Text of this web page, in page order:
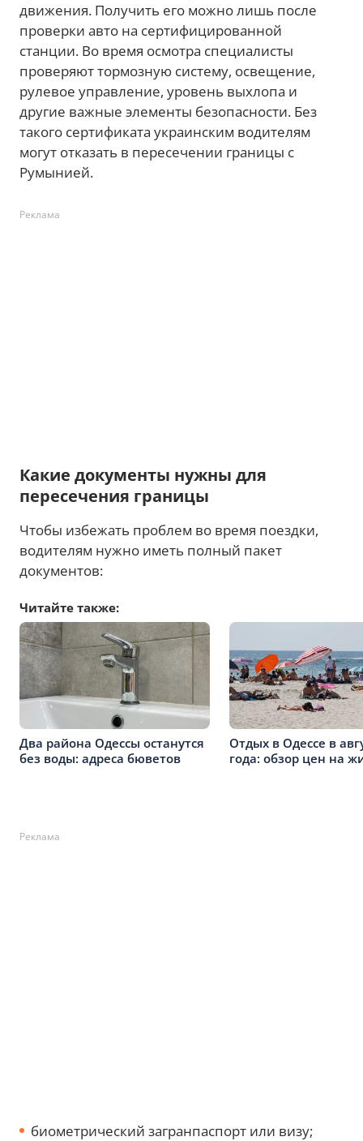
движения. Получить его можно лишь после
проверки авто на сертифицированной
станции. Во время осмотра специалисты
проверяют тормозную систему, освещение,
рулевое управление, уровень выхлопа и
другие важные элементы безопасности. Без
такого сертификата украинским водителям
могут отказать в пересечении границы с
Румынией.
Реклама
Какие документы нужны для
пересечения границы
Чтобы избежать проблем во время поездки,
водителям нужно иметь полный пакет
документов:
Читайте также:
Два района Одессы останутся
без воды: адреса бюветов
Отдых в Одессе в
года: обзор цен на
Реклама
биометрический загранпаспорт или визу;